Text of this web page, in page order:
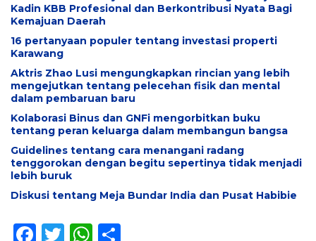
Kadin KBB Profesional dan Berkontribusi Nyata Bagi
Kemajuan Daerah
16 pertanyaan populer tentang investasi properti
Karawang
Aktris Zhao Lusi mengungkapkan rincian yang lebih
mengejutkan tentang pelecehan fisik dan mental
dalam pembaruan baru
Kolaborasi Binus dan GNFi mengorbitkan buku
tentang peran keluarga dalam membangun bangsa
Guidelines tentang cara menangani radang
tenggorokan dengan begitu sepertinya tidak menjadi
lebih buruk
Diskusi tentang Meja Bundar India dan Pusat Habibie
F T W